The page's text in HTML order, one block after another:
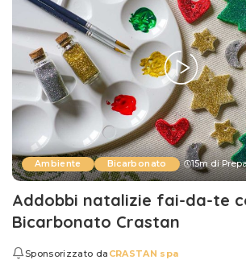
Ambiente Bicarbonato 15m di
Addobbi natalizie fai-da-te
Bicarbonato Crastan
Sponsorizzato da CRASTAN spa